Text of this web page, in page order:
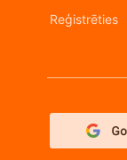
Reģistrēties